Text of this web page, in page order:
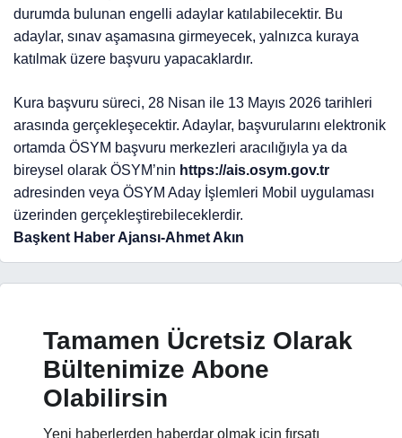
durumda bulunan engelli adaylar katılabilecektir. Bu
adaylar, sınav aşamasına girmeyecek, yalnızca kuraya
katılmak üzere başvuru yapacaklardır.
Kura başvuru süreci, 28 Nisan ile 13 Mayıs 2026 tarihleri
arasında gerçekleşecektir. Adaylar, başvurularını elektronik
ortamda ÖSYM başvuru merkezleri aracılığıyla ya da
bireysel olarak ÖSYM’nin https://ais.osym.gov.tr
adresinden veya ÖSYM Aday İşlemleri Mobil uygulaması
üzerinden gerçekleştirebileceklerdir.
Başkent Haber Ajansı-Ahmet Akın
Tamamen Ücretsiz Olarak
Bültenimize Abone
Olabilirsin
Yeni haberlerden haberdar olmak için fırsatı